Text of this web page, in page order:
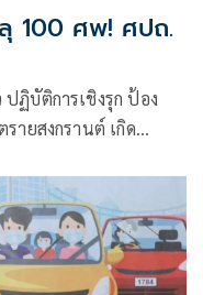
100 ศพ! ศปถ.
ฏิบัติการเชิงรุก ป้อง
ายสงกรานต์ เกิด